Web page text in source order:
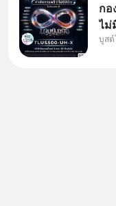
กอ
ไม่
กอ
บูส